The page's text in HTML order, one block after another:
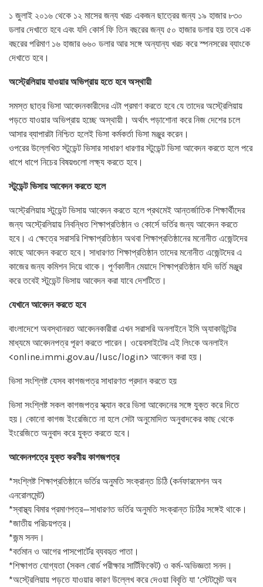
১ জুলাই ২০১৬ থেকে ১২ মাসের জন্য খরচ একজন ছাত্রের জন্য ১৯ হাজার ৮৩০
ডলার দেখাতে হবে এবং যদি কোর্স ফি তিন বছরের জন্য ৫০ হাজার ডলার হয় তবে এক
বছরের পরিমাণ ১৬ হাজার ৬৬০ ডলার আর সঙ্গে অন্যান্য খরচ করে স্পনসরের ব্যাংকে
দেখাতে হবে।
অস্ট্রেলিয়ায় যাওয়ার অভিপ্রায় হতে হবে অস্থায়ী
সমস্ত ছাত্র ভিসা আবেদনকারীদের এটা প্রমাণ করতে হবে যে তাদের অস্ট্রেলিয়ায়
পড়তে যাওয়ার অভিপ্রায় হচ্ছে অস্থায়ী। অর্থাৎ পড়াশোনা করে নিজ দেশের চলে
আসার ব্যাপারটা নিশ্চিত হলেই ভিসা কর্মকর্তা ভিসা মঞ্জুর করেন।
ওপরের উল্লেখিত স্টুডেন্ট ভিসার সাধারণ ধারণার স্টুডেন্ট ভিসা আবেদন করতে হলে পরে
ধাপে ধাপে নিচের বিষয়গুলো লক্ষ্য করতে হবে।
স্টুডেন্ট ভিসায় আবেদন করতে হলে
অস্ট্রেলিয়ায় স্টুডেন্ট ভিসায় আবেদন করতে হলে প্রথমেই আন্তর্জাতিক শিক্ষার্থীদের
জন্য অস্ট্রেলিয়ায় নিবন্ধিত শিক্ষাপ্রতিষ্ঠান ও কোর্সে ভর্তির জন্য আবেদন করতে
হবে। এ ক্ষেত্রে সরাসরি শিক্ষাপ্রতিষ্ঠান অথবা শিক্ষাপ্রতিষ্ঠানের মনোনীত এজেন্টদের
কাছে আবেদন করতে হবে। সাধারণত শিক্ষাপ্রতিষ্ঠান তাদের মনোনীত এজেন্টদের এ
কাজের জন্য কমিশন দিয়ে থাকে। পূর্ণকালীন মেয়াদে শিক্ষাপ্রতিষ্ঠান যদি ভর্তি মঞ্জুর
করে তবেই স্টুডেন্ট ভিসায় আবেদন করা যাবে দেশটিতে।
যেখানে আবেদন করতে হবে
বাংলাদেশে অবস্থানরত আবেদনকারীরা এখন সরাসরি অনলাইনে ইমি অ্যাকাউন্টের
মাধ্যমে আবেদনপত্র পূরণ করতে পারেন। ওয়েবসাইটের এই লিংকে অনলাইন
<online.immi.gov.au/lusc/login> আবেদন করা হয়।
ভিসা সংশ্লিষ্ট যেসব কাগজপত্র সাধারণত প্রদান করতে হয়
ভিসা সংশ্লিষ্ট সকল কাগজপত্র স্ক্যান করে ভিসা আবেদনের সঙ্গে যুক্ত করে দিতে
হয়। কোনো কাগজ ইংরেজিতে না হলে সেটা অনুমোদিত অনুবাদকের কাছ থেকে
ইংরেজিতে অনুবাদ করে যুক্ত করতে হবে।
আবেদনপত্রে যুক্ত করণীয় কাগজপত্র
*সংশ্লিষ্ট শিক্ষাপ্রতিষ্ঠানে ভর্তির অনুমতি সংক্রান্ত চিঠি (কর্নফারমেশন অব
এনরোলমেন্ট)
*স্বাস্থ্য বিমার প্রমাণপত্র—সাধারণত ভর্তির অনুমতি সংক্রান্ত চিঠির সঙ্গেই থাকে।
*জাতীয় পরিচয়পত্র।
*জন্ম সনদ।
*বর্তমান ও আগের পাসপোর্টের ব্যবহৃত পাতা।
*শিক্ষাগত যোগ্যতা (সকল বোর্ড পরীক্ষার সার্টিফিকেট) ও কর্ম-অভিজ্ঞতা সনদ।
*অস্ট্রেলিয়ায় পড়তে যাওয়ার কারণ উল্লেখ করে দেওয়া বিবৃতি যা ‘স্টেটমেন্ট অব